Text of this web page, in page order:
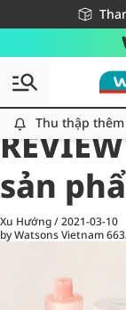
Miễn
Giao hàng
Thu thập
All
Chăm Sóc Cá Nhân
sản
Xu Hướng/2021-03-10
by Watsons Vietnam